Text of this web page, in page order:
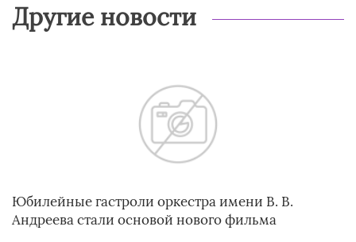
Другие новости
Юбилейные гастроли оркестра имени В. В.
Андреева стали основой нового фильма